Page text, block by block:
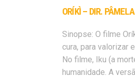
ORÍKÌ – DIR.
Sinopse: O filme
cura, para valorizar
No filme, Iku (a
humanidade. A